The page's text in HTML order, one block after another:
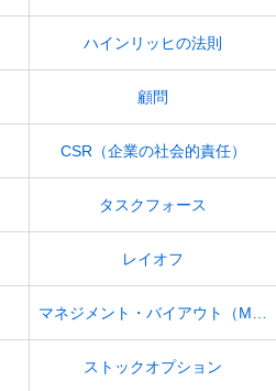
ハインリッヒの法則
顧問
CSR（企業の社会的責任）
タスクフォース
レイオフ
ストックオプション